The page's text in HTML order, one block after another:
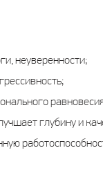
неуверенности;
глубину и